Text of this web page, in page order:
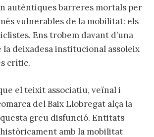
autèntiques barreres mortals per
vulnerables de la mobilitat: els
Ens trobem davant d’una
deixadesa institucional assoleix
crític.
el teixit associatiu, veïnal i
del Baix Llobregat alça la
greu disfunció. Entitats
amb la mobilitat